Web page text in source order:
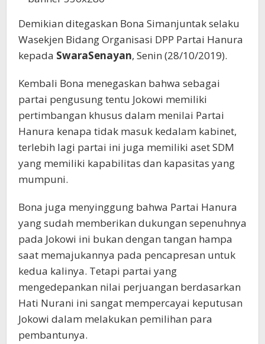
Demikian ditegaskan Bona Simanjuntak selaku
Wasekjen Bidang Organisasi DPP Partai Hanura
kepada SwaraSenayan, Senin (28/10/2019).
Kembali Bona menegaskan bahwa sebagai
partai pengusung tentu Jokowi memiliki
pertimbangan khusus dalam menilai Partai
Hanura kenapa tidak masuk kedalam kabinet,
terlebih lagi partai ini juga memiliki aset SDM
yang memiliki kapabilitas dan kapasitas yang
mumpuni.
Bona juga menyinggung bahwa Partai Hanura
yang sudah memberikan dukungan sepenuhnya
pada Jokowi ini bukan dengan tangan hampa
saat memajukannya pada pencapresan untuk
kedua kalinya. Tetapi partai yang
mengedepankan nilai perjuangan berdasarkan
Hati Nurani ini sangat mempercayai keputusan
Jokowi dalam melakukan pemilihan para
pembantunya.